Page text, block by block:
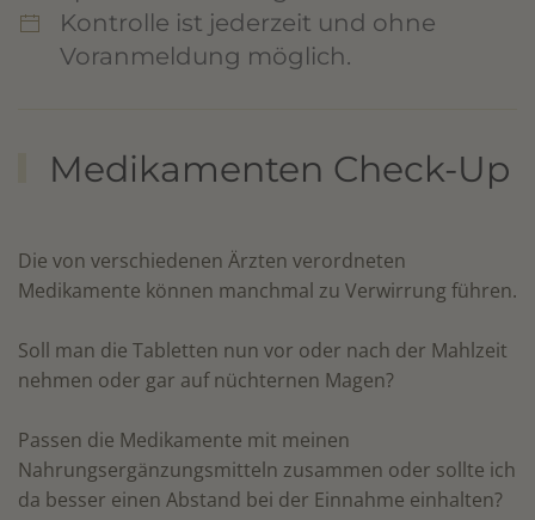
Kontrolle ist jederzeit und ohne
Voranmeldung möglich.
Medikamenten Check-Up
Die von verschiedenen Ärzten verordneten
Medikamente können manchmal zu Verwirrung führen.
Soll man die Tabletten nun vor oder nach der Mahlzeit
nehmen oder gar auf nüchternen Magen?
Passen die Medikamente mit meinen
Nahrungsergänzungsmitteln zusammen oder sollte ich
da besser einen Abstand bei der Einnahme einhalten?